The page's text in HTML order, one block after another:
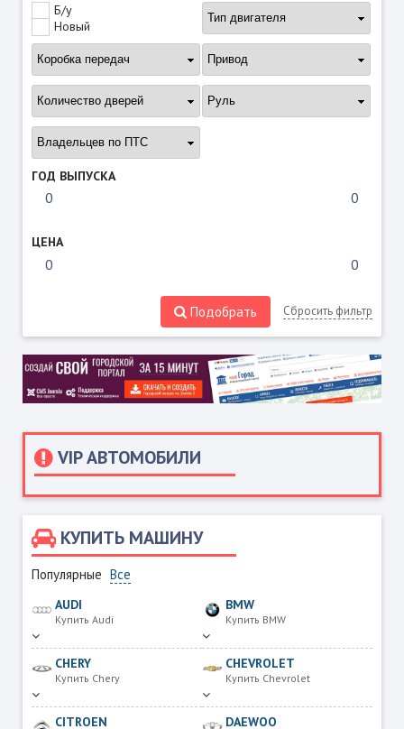
VIP АВТОМОБИЛИ
КУПИТЬ МАШИНУ
Популярные Все
AUDI
Купить Audi
BMW
Купить BMW
CHERY
Купить Chery
CHEVROLET
Купить Chevrolet
CITROEN DAEWOO
Б/у
Новый
ГОД ВЫПУСКА
ЦЕНА
Подобрать Сбросить фильтр